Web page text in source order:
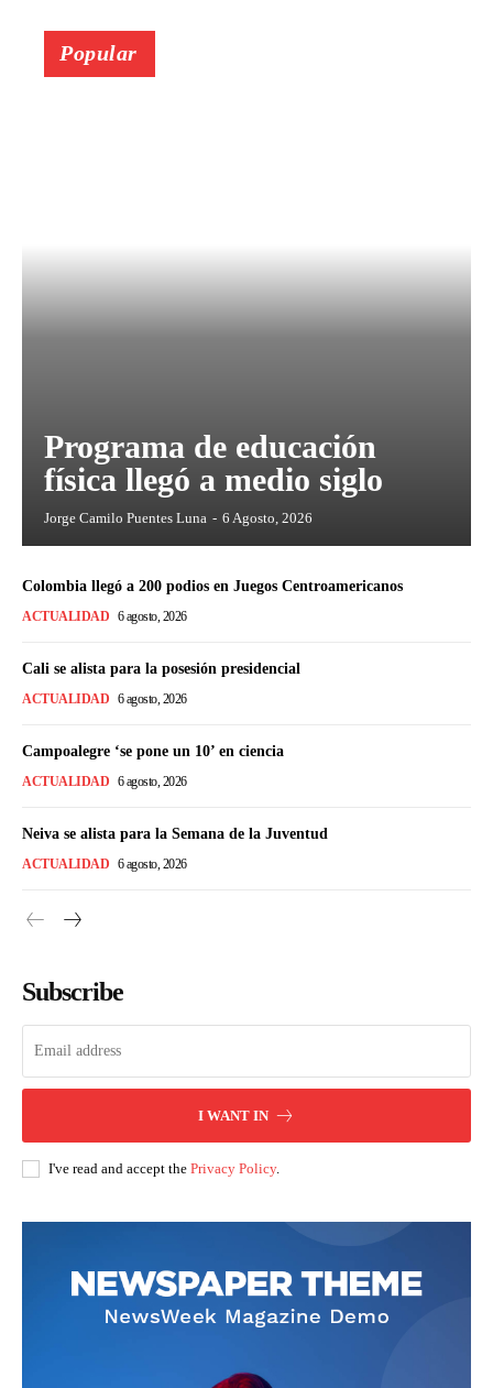
Popular
Programa de educación
física llegó a medio siglo
Jorge Camilo Puentes Luna - 6 Agosto, 2026
Colombia llegó a 200 podios en Juegos Centroamericanos
ACTUALIDAD 6 agosto, 2026
Cali se alista para la posesión presidencial
ACTUALIDAD 6 agosto, 2026
Campoalegre ‘se pone un 10’ en ciencia
ACTUALIDAD 6 agosto, 2026
Neiva se alista para la Semana de la Juventud
ACTUALIDAD 6 agosto, 2026
Subscribe
I WANT IN
I've read and accept the Privacy Policy.